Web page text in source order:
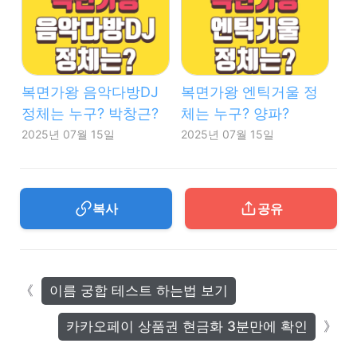
복면가왕 음악다방DJ
정체는 누구? 박창근?
2025년 07월 15일
복면가왕 엔틱거울 정
체는 누구? 양파?
2025년 07월 15일
복사 공유
카카오페이 상품권 현금화 3분만에 확인
이름 궁합 테스트 하는법 보기